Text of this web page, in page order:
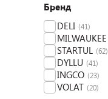
Бренд
DELI (41)
MILWAUKEE
STARTUL (62)
DYLLU (41)
INGCO (23)
VOLAT (20)